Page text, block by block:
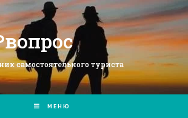
самостоятельного туриста
МЕНЮ